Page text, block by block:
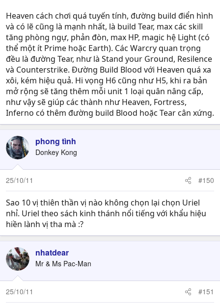
Heaven cách chơi quá tuyến tính, đường build điển hình
và có lẽ cũng là mạnh nhất, là build Tear, max các skill
tăng phòng ngự, phản đòn, max HP, magic hệ Light (có
thể một ít Prime hoặc Earth). Các Warcry quan trọng
đều là đường Tear, như là Stand your Ground, Resilence
và Counterstrike. Đường Build Blood với Heaven quá xa
xôi, kém hiệu quả. Hi vọng H6 cũng như H5, khi ra bản
mở rộng sẽ tăng thêm mỗi unit 1 loại quân nâng cấp,
như vậy sẽ giúp các thành như Heaven, Fortress,
Inferno có thêm đường build Blood hoặc Tear cân xứng.
phong tình
Donkey Kong
25/10/11 #150
Sao 10 vị thiên thần vị nào không chọn lại chọn Uriel
nhỉ. Uriel theo sách kinh thánh nổi tiếng với khẩu hiệu
hiền lành vị tha mà :?
nhatdear
Mr & Ms Pac-Man
25/10/11 #151